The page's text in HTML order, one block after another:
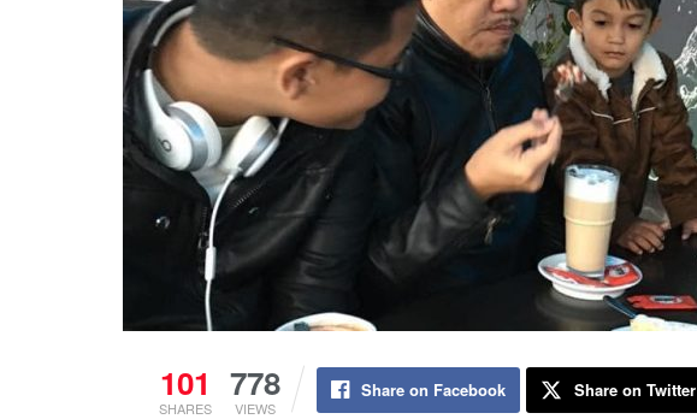
101
SHARES
778
VIEWS
Share on Facebook Share on Twitter